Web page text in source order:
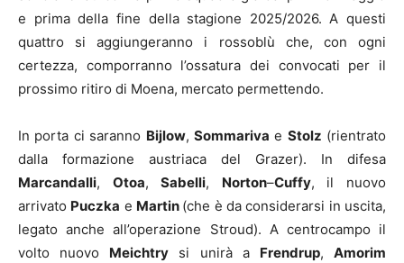
e prima della fine della stagione 2025/2026. A questi
quattro si aggiungeranno i rossoblù che, con ogni
certezza, comporranno l’ossatura dei convocati per il
prossimo ritiro di Moena, mercato permettendo.
In porta ci saranno Bijlow, Sommariva e Stolz (rientrato
dalla formazione austriaca del Grazer). In difesa
Marcandalli, Otoa,Sabelli, Norton–Cuffy, il nuovo
arrivato Puczka e Martin (che è da considerarsi in uscita,
legato anche all’operazione Stroud). A centrocampo il
volto nuovo Meichtry si unirà a Frendrup,Amorim